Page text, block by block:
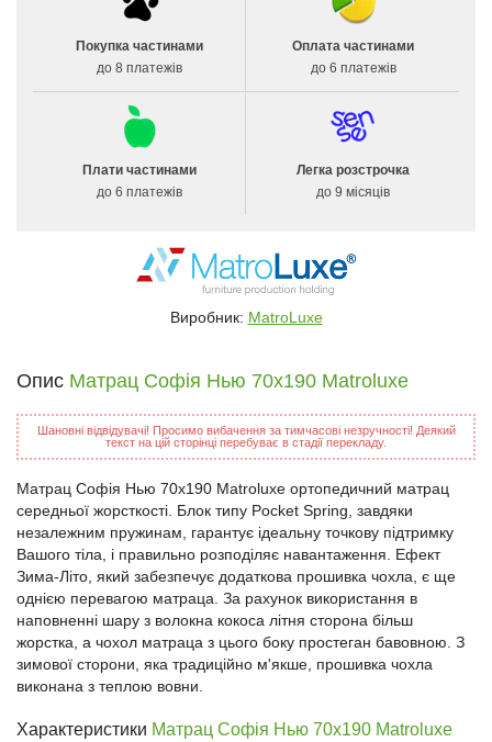
Покупка частинами
до 8 платежів
Оплата частинами
до 6 платежів
Плати частинами
до 6 платежів
Легка розстрочка
до 9 місяців
Виробник: MatroLuxe
Опис Матрац Софія Нью 70x190 Matroluxe
Шановні відвідувачі! Просимо вибачення за тимчасові незручності! Деякий
текст на цій сторінці перебуває в стадії перекладу.
Матрац Софія Нью 70x190 Matroluxe ортопедичний матрац
середньої жорсткості. Блок типу Pocket Spring, завдяки
незалежним пружинам, гарантує ідеальну точкову підтримку
Вашого тіла, і правильно розподіляє навантаження. Ефект
Зима-Літо, який забезпечує додаткова прошивка чохла, є ще
однією перевагою матраца. За рахунок використання в
наповненні шару з волокна кокоса літня сторона більш
жорстка, а чохол матраца з цього боку простеган бавовною. З
зимової сторони, яка традиційно м'якше, прошивка чохла
виконана з теплою вовни.
Характеристики Матрац Софія Нью 70x190 Matroluxe